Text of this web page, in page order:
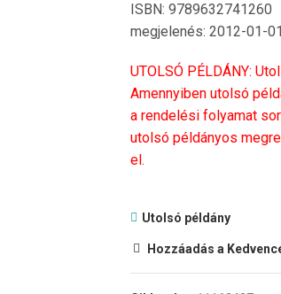
ISBN: 9789632741260
megjelenés: 2012-01-01
UTOLSÓ PÉLDÁNY:
Amennyiben utolsó
a rendelési folyamat
utolsó példányos
el.
Utolsó példány
Hozzáadás a